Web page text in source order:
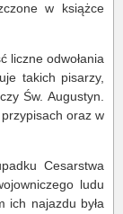
w książce
liczne odwołania
takich pisarzy,
Św. Augustyn.
przypisach oraz w
Cesarstwa
ludu
ich najazdu była